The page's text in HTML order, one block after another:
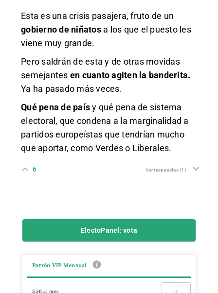
Esta es una crisis pasajera, fruto de un
gobierno de niñatosa los que el puesto les
viene muy grande.
Pero saldrán de esta y de otras movidas
semejantes en cuanto agiten la banderita.
Ya ha pasado más veces.
Qué pena de paísy qué pena de sistema
electoral, que condena a la marginalidad a
partidos europeístas que tendrían mucho
que aportar, como Verdes o Liberales.
6 Ver respuestas(1)
ElectoPanel: vota
Patrón VIP Mensual
3,5€ al mes Ir